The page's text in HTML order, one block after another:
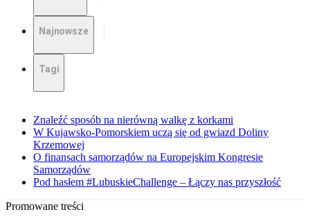
Najnowsze
Tagi
Znaleźć sposób na nierówną walkę z korkami
W Kujawsko-Pomorskiem uczą się od gwiazd Doliny
Krzemowej
O finansach samorządów na Europejskim Kongresie
Samorządów
Pod hasłem #LubuskieChallenge – Łączy nas przyszłość
Promowane treści